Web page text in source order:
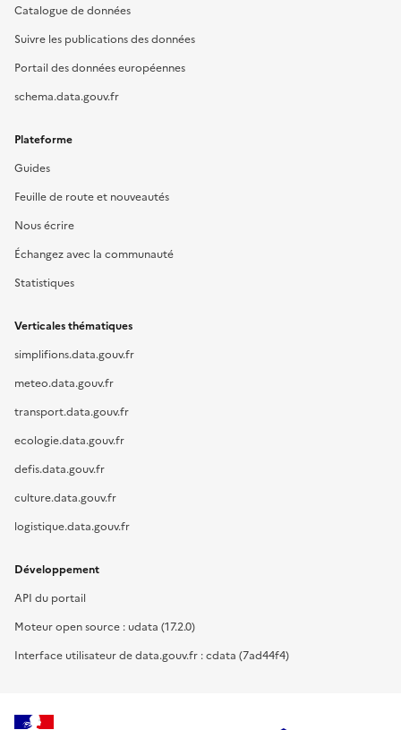
Catalogue de données
Suivre les publications des données
Portail des données européennes
schema.data.gouv.fr
Plateforme
Guides
Feuille de route et nouveautés
Nous écrire
Échangez avec la communauté
Statistiques
Verticales thématiques
simplifions.data.gouv.fr
meteo.data.gouv.fr
transport.data.gouv.fr
ecologie.data.gouv.fr
defis.data.gouv.fr
culture.data.gouv.fr
logistique.data.gouv.fr
Développement
API du portail
Moteur open source : udata (17.2.0)
Interface utilisateur de data.gouv.fr : cdata (7ad44f4)